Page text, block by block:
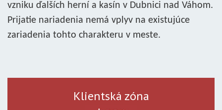
vzniku ďalších herní a kasín v Dubnici nad Váhom.
Prijatie nariadenia nemá vplyv na existujúce
zariadenia tohto charakteru v meste.
Klientská zóna